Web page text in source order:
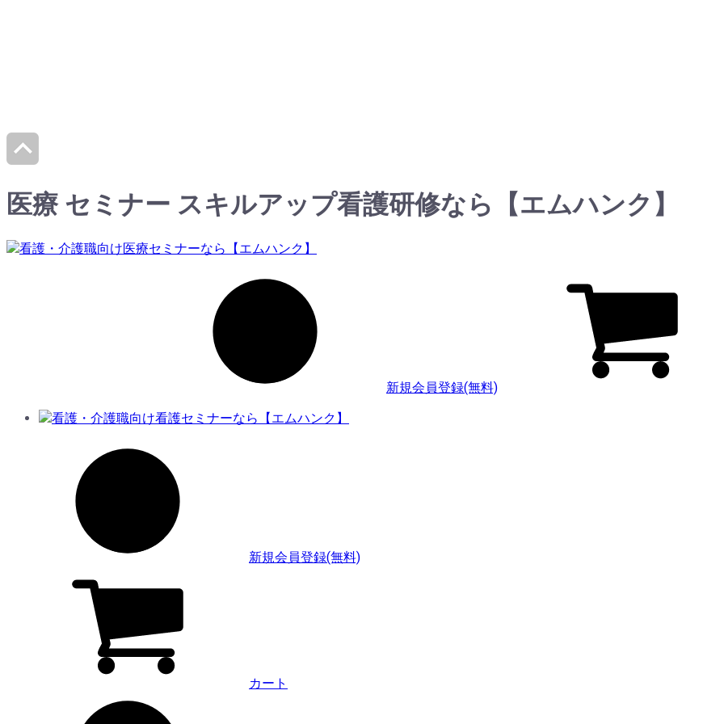
医療 セミナー スキルアップ看護研修なら【エムハンク】
新規会員登録(無料)
新規会員登録(無料)
カート